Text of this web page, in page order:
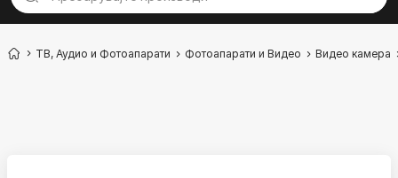
ТВ, Аудио и Фотоапарати Фотоапарати и Видео Видео камера